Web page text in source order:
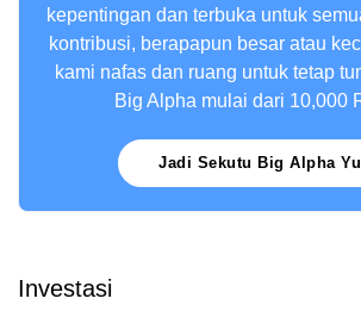
kepentingan dan terbuka untuk
kontribusi, berapapun besar atau
kami nafas dan ruang untuk tetap
Big Alpha mulai dari 10,000
Jadi Sekutu Big Alpha
Investasi